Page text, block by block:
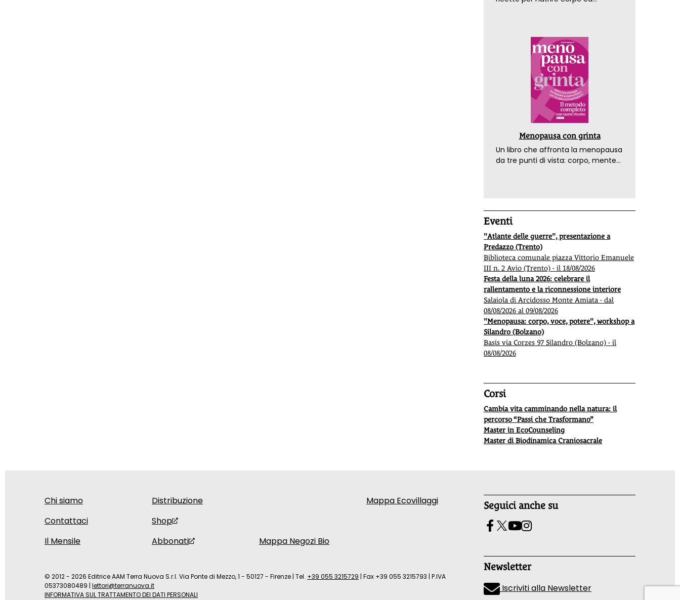
Menopausa con grinta
Un libro che affronta la menopausa
da tre punti di vista: corpo, mente
Eventi
"Atlante delle guerre", presentazione a
Predazzo (Trento)
Biblioteca comunale piazza Vittorio Emanuele
III n. 2 Avio (Trento) - il 18/08/2026
Festa della luna 2026: celebrare il
rallentamento e la riconnessione interiore
Salaiola di Arcidosso Monte Amiata - dal
08/08/2026 al 09/08/2026
"Menopausa: corpo, voce, potere", workshop a
Silandro (Bolzano)
Basis via Corzes 97 Silandro (Bolzano) - il
08/08/2026
Corsi
Cambia vita camminando nella natura: il
percorso “Passi che Trasformano”
Master in EcoCounseling
Master di Biodinamica Craniosacrale
Chi siamo
Contattaci
Il Mensile
Distribuzione
Shop
Abbonati
Mappa Negozi Bio
Mappa Ecovillaggi Seguici anche su
Newsletter
Iscriviti alla Newsletter
© 2012 - 2026 Editrice AAM Terra Nuova S.r.l. Via Ponte di Mezzo, 1 - 50127 - Firenze | Tel. +39 055 3215729 | Fax +39 055 3215793 | P.IVA
05373080489 | lettori@terranuova.it
INFORMATIVA SUL TRATTAMENTO DEI DATI PERSONALI